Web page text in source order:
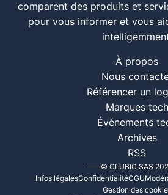
comparent des produits et
pour vous informer et vous
À propos
Nous
Référencer un
Marques tech
Événements
Archives
RSS
© CLUBIC SAS
Infos légalesConfidentialitéCGU
Gestion des